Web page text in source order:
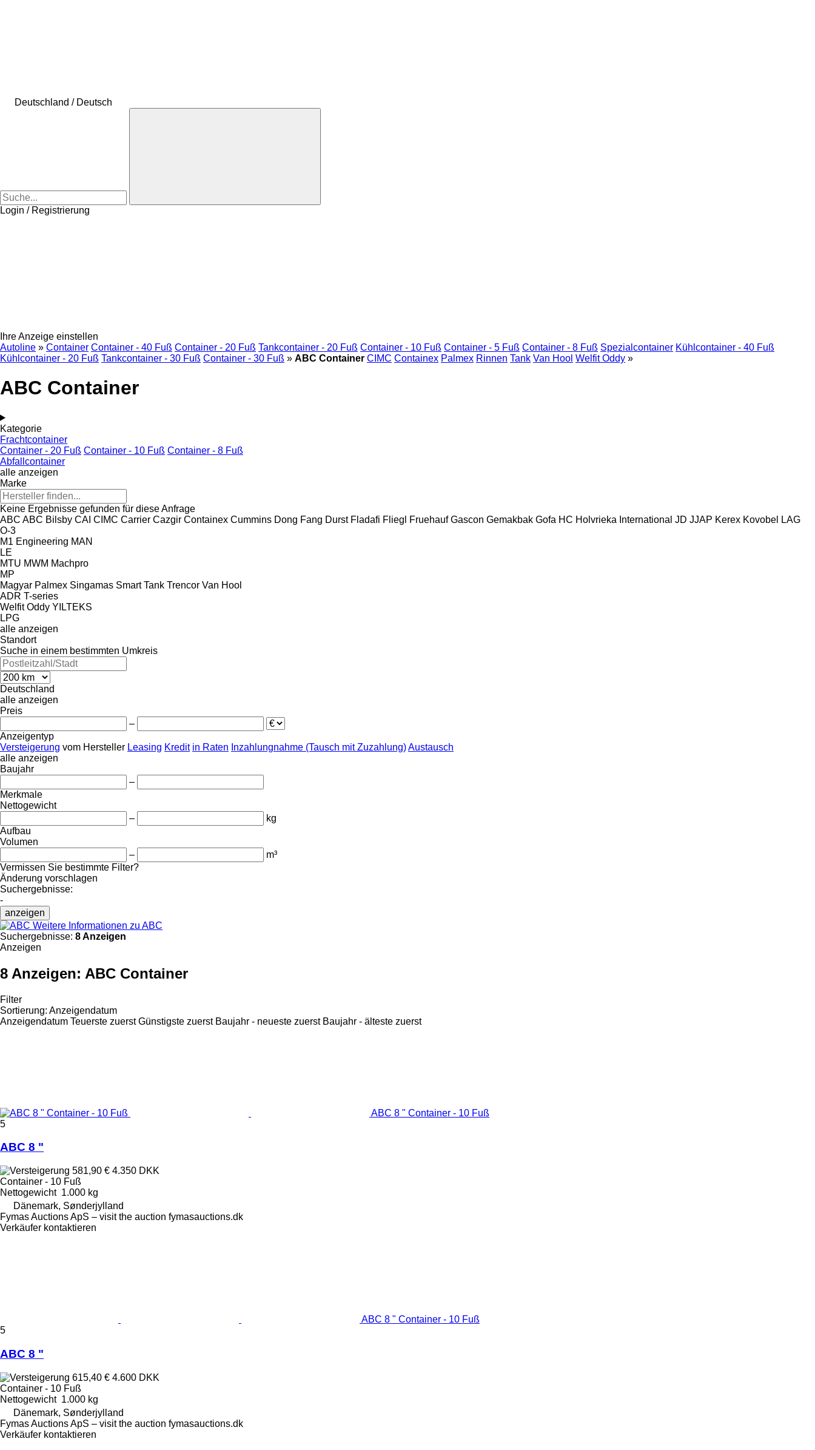
Deutschland / Deutsch
Login / Registrierung
Ihre Anzeige einstellen
Autoline » Container Container - 40 Fuß Container - 20 Fuß Tankcontainer - 20 Fuß Container - 10 Fuß Container - 5 Fuß Container - 8 Fuß Spezialcontainer Kühlcontainer - 40 Fuß
Kühlcontainer - 20 Fuß Tankcontainer - 30 Fuß Container - 30 Fuß » ABC Container CIMC Containex Palmex Rinnen Tank Van Hool Welfit Oddy »
ABC Container
Kategorie
Frachtcontainer
Container - 20 Fuß Container - 10 Fuß Container - 8 Fuß
Abfallcontainer
alle anzeigen
Marke
Keine Ergebnisse gefunden für diese Anfrage
ABC ABC Bilsby CAI CIMC Carrier Cazgir Containex Cummins Dong Fang Durst Fladafi Fliegl Fruehauf Gascon Gemakbak Gofa HC Holvrieka International JD JJAP Kerex Kovobel
LAG
O-3
M1 Engineering MAN
LE
MTU MWM Machpro
MP
Magyar Palmex Singamas Smart Tank Trencor Van Hool
ADR T-series
Welfit Oddy YILTEKS
LPG
alle anzeigen
Standort
Suche in einem bestimmten Umkreis
Deutschland
alle anzeigen
Preis
–
Anzeigentyp
Versteigerung vom Hersteller Leasing Kredit in Raten Inzahlungnahme (Tausch mit Zuzahlung)Austausch
alle anzeigen
Baujahr
–
Merkmale
Nettogewicht
–
kg
Aufbau
Volumen
–
m³
Vermissen Sie bestimmte Filter?
Änderung vorschlagen
Suchergebnisse:
-
anzeigen
Weitere Informationen zu ABC
Suchergebnisse: 8 Anzeigen
Anzeigen
8 Anzeigen: ABC Container
Filter
Sortierung: Anzeigendatum
Anzeigendatum Teuerste zuerst Günstigste zuerst Baujahr - neueste zuerst Baujahr - älteste zuerst
ABC 8 " Container - 10 Fuß
5
ABC 8 "
581,90 € 4.350 DKK
Container - 10 Fuß
Nettogewicht 1.000 kg
Dänemark, Sønderjylland
Fymas Auctions ApS – visit the auction fymasauctions.dk
Verkäufer kontaktieren
ABC 8 " Container - 10 Fuß
5
ABC 8 "
615,40 € 4.600 DKK
Container - 10 Fuß
Nettogewicht 1.000 kg
Dänemark, Sønderjylland
Fymas Auctions ApS – visit the auction fymasauctions.dk
Verkäufer kontaktieren